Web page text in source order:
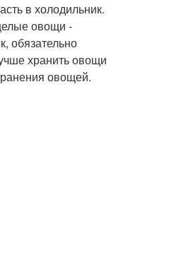
в холодильник.
овощи -
обязательно
хранить овощи
овощей.